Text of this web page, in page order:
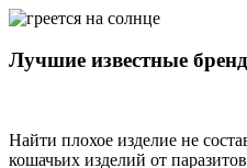
Лучшие известные
Найти плохое изделие не
кошачьих изделий от